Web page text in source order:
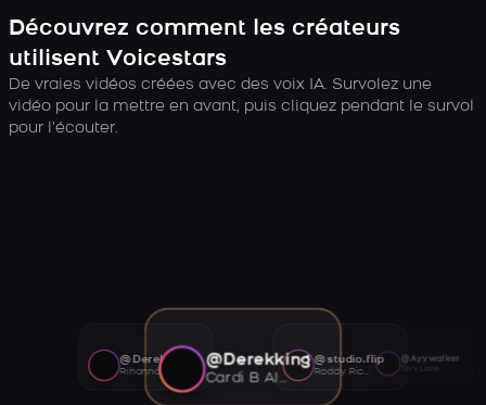
Découvrez comment les créateurs
utilisent Voicestars
De vraies vidéos créées avec des voix IA. Survolez une
vidéo pour la mettre en avant, puis cliquez pendant le survol
pour l’écouter.
@Derekking
Cardi B AI voice
@studio.flip
Roddy Ricch AI voice
@Ayywalker
@Derekking
Rihanna AI voice